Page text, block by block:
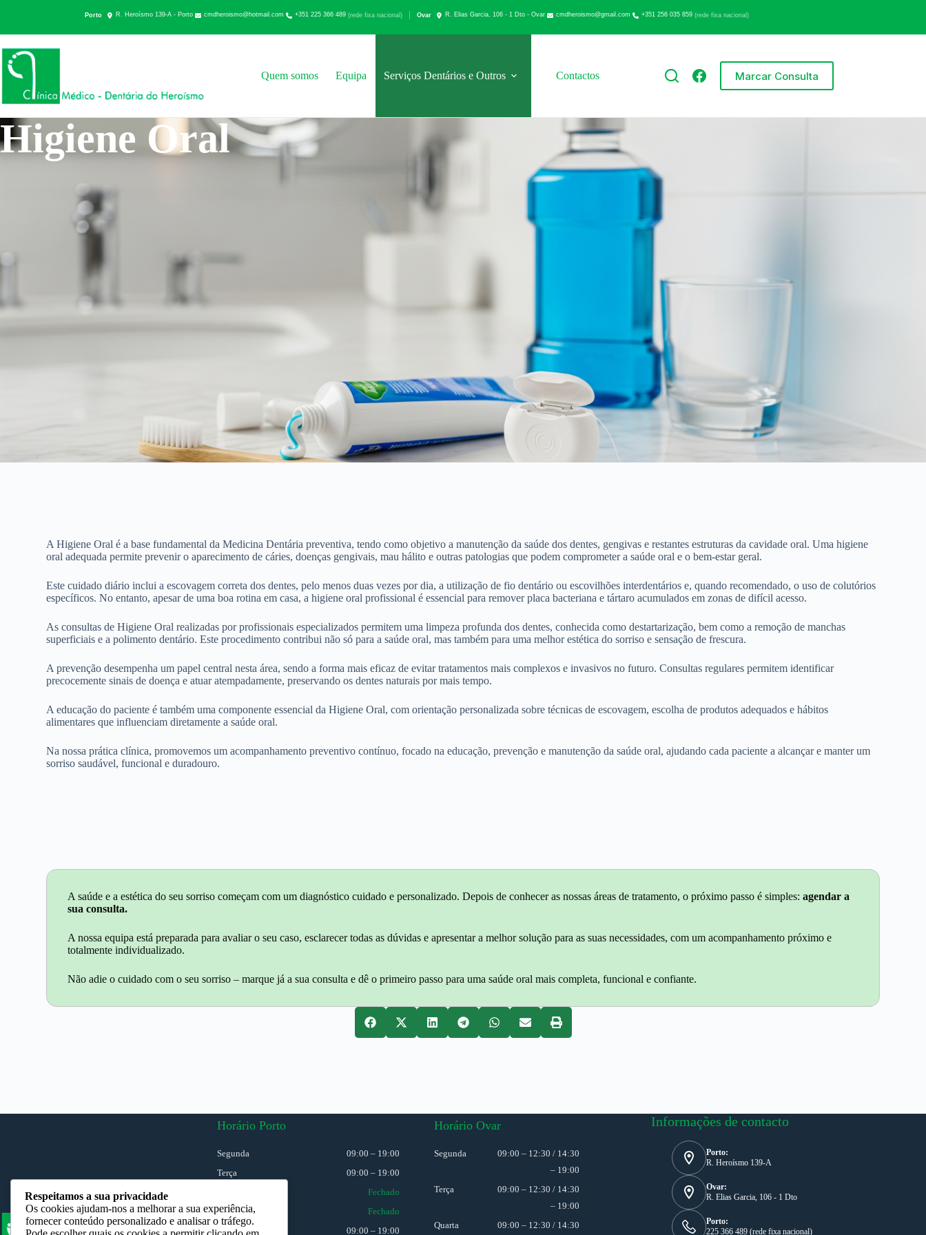
Porto R. Heroísmo 139-A - Porto cmdheroismo@hotmail.com +351 225 366 489 (rede fixa nacional) Ovar R. Elias Garcia, 106 - 1 Dto - Ovar cmdheroismo@gmail.com +351 256 035 859 (rede fixa nacional)
Quem somos Equipa Serviços Dentários e Outros Contactos Marcar Consulta
Higiene Oral
A Higiene Oral é a base fundamental da Medicina Dentária preventiva, tendo como objetivo a manutenção da saúde dos dentes, gengivas e restantes estruturas da cavidade oral. Uma higiene
oral adequada permite prevenir o aparecimento de cáries, doenças gengivais, mau hálito e outras patologias que podem comprometer a saúde oral e o bem-estar geral.
Este cuidado diário inclui a escovagem correta dos dentes, pelo menos duas vezes por dia, a utilização de fio dentário ou escovilhões interdentários e, quando recomendado, o uso de colutórios
específicos. No entanto, apesar de uma boa rotina em casa, a higiene oral profissional é essencial para remover placa bacteriana e tártaro acumulados em zonas de difícil acesso.
As consultas de Higiene Oral realizadas por profissionais especializados permitem uma limpeza profunda dos dentes, conhecida como destartarização, bem como a remoção de manchas
superficiais e a polimento dentário. Este procedimento contribui não só para a saúde oral, mas também para uma melhor estética do sorriso e sensação de frescura.
A prevenção desempenha um papel central nesta área, sendo a forma mais eficaz de evitar tratamentos mais complexos e invasivos no futuro. Consultas regulares permitem identificar
precocemente sinais de doença e atuar atempadamente, preservando os dentes naturais por mais tempo.
A educação do paciente é também uma componente essencial da Higiene Oral, com orientação personalizada sobre técnicas de escovagem, escolha de produtos adequados e hábitos
alimentares que influenciam diretamente a saúde oral.
Na nossa prática clínica, promovemos um acompanhamento preventivo contínuo, focado na educação, prevenção e manutenção da saúde oral, ajudando cada paciente a alcançar e manter um
sorriso saudável, funcional e duradouro.
A saúde e a estética do seu sorriso começam com um diagnóstico cuidado e personalizado. Depois de conhecer as nossas áreas de tratamento, o próximo passo é simples:agendar a
sua consulta.
A nossa equipa está preparada para avaliar o seu caso, esclarecer todas as dúvidas e apresentar a melhor solução para as suas necessidades, com um acompanhamento próximo e
totalmente individualizado.
Não adie o cuidado com o seu sorriso – marque já a sua consulta e dê o primeiro passo para uma saúde oral mais completa, funcional e confiante.
Horário Porto
Segunda
09:00 – 19:00
Terça
09:00 – 19:00
Fechado
Quinta
Fechado
Sexta
09:00 – 19:00
Horário Ovar
Segunda
09:00 – 12:30 / 14:30
– 19:00
Terça
09:00 – 12:30 / 14:30
– 19:00
Quarta
09:00 – 12:30 / 14:30
Informações de contacto
Porto:
R. Heroísmo 139-A
Ovar:
R. Elias Garcia, 106 - 1 Dto
Porto:
225 366 489 (rede fixa nacional)
Respeitamos a sua privacidade
Os cookies ajudam-nos a melhorar a sua experiência,
fornecer conteúdo personalizado e analisar o tráfego.